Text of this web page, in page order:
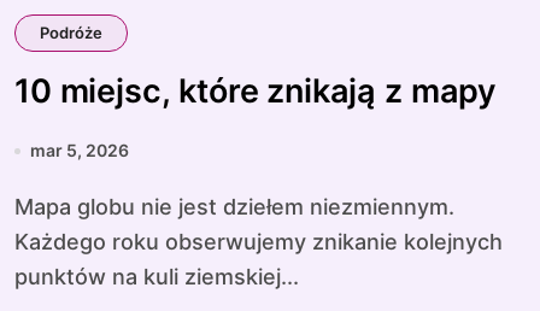
Podróże
10 miejsc, które znikają z mapy
mar 5, 2026
Mapa globu nie jest dziełem niezmiennym.
Każdego roku obserwujemy znikanie kolejnych
punktów na kuli ziemskiej...